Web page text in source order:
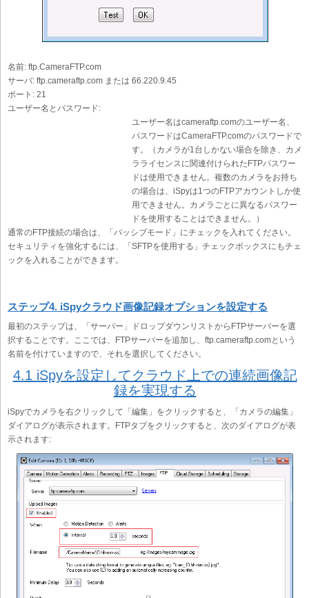
名前: ftp.CameraFTP.com
サーバ: ftp.cameraftp.com または 66.220.9.45
ポート: 21
ユーザー名とパスワード:
ユーザー名はcameraftp.comのユーザー名、
パスワードはCameraFTP.comのパスワードで
す。（カメラが1台しかない場合を除き、カメ
ラライセンスに関連付けられたFTPパスワー
ドは使用できません。複数のカメラをお持ち
の場合は、iSpyは1つのFTPアカウントしか使
用できません。カメラごとに異なるパスワー
ドを使用することはできません。）
通常のFTP接続の場合は、「パッシブモード」にチェックを入れてください。
セキュリティを強化するには、「SFTPを使用する」チェックボックスにもチェ
ックを入れることができます。
ステップ4. iSpyクラウド画像記録オプションを設定する
最初のステップは、「サーバー」ドロップダウンリストからFTPサーバーを選
択することです。ここでは、FTPサーバーを追加し、ftp.cameraftp.comという
名前を付けていますので、それを選択してください。
4.1 iSpyを設定してクラウド上での連続画像記
録を実現する
iSpyでカメラを右クリックして「編集」をクリックすると、「カメラの編集」
ダイアログが表示されます。FTPタブをクリックすると、次のダイアログが表
示されます: